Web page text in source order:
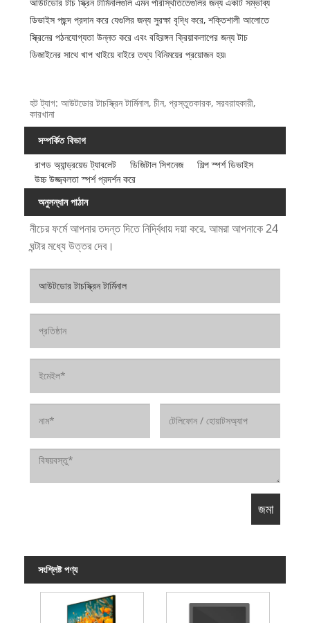
ডিভাইস পছন্দ প্রদান করে যেগুলির জন্য সুরক্ষা বৃদ্ধি করে, শক্তিশালী আলোতে
স্ক্রিনের পঠনযোগ্যতা উন্নত করে এবং বহিরঙ্গন ক্রিয়াকলাপের জন্য টাচ
ডিজাইনের সাথে খাপ খাইয়ে বাইরে তথ্য বিনিময়ের প্রয়োজন হয়৷
হট ট্যাগ: আউটডোর টাচস্ক্রিন টার্মিনাল, চীন, প্রস্তুতকারক, সরবরাহকারী,
কারখানা
সম্পর্কিত বিভাগ
রাগড অ্যান্ড্রয়েড ট্যাবলেট
ডিজিটাল সিগনেজ
শিল্প স্পর্শ ডিভাইস
উচ্চ উজ্জ্বলতা স্পর্শ প্রদর্শন করে
অনুসন্ধান পাঠান
নীচের ফর্মে আপনার তদন্ত দিতে নির্দ্বিধায় দয়া করে. আমরা আপনাকে 24
ঘন্টার মধ্যে উত্তর দেব।
সংশ্লিষ্ট পণ্য